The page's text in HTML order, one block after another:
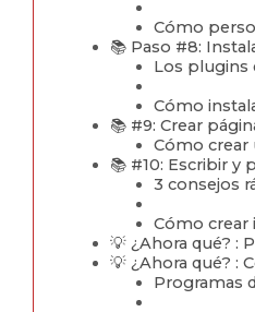
Cómo
📚 Paso #8:
Los plugins
Cómo
Cómo crear
📚 #10: Escribir
3 consejos
Cómo crear
💡 ¿Ahora
💡 ¿Ahora
Programas